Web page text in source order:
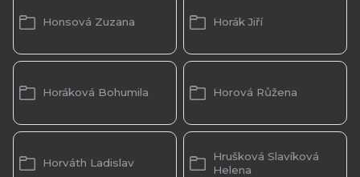
Honsová Zuzana Horák Jiří
Horáková Bohumila Horová Růžena
Horváth Ladislav
Hrušková Slavíková
Helena